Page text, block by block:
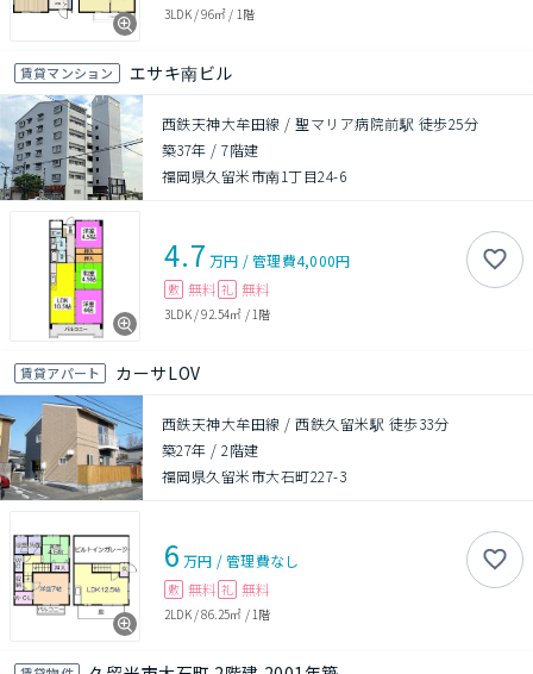
3LDK/96㎡ / 1階
賃貸マンション エサキ南ビル
西鉄天神大牟田線 / 聖マリア病院前駅 徒歩25分
築37年 /7階建
福岡県久留米市南1丁目24-6
4.7 万円 /管理費4,000円
敷 無料 礼 無料
3LDK/92.54㎡ / 1階
賃貸アパート カーサLOV
西鉄天神大牟田線 / 西鉄久留米駅 徒歩33分
築27年 /2階建
福岡県久留米市大石町227-3
6 万円 /管理費なし
敷 無料 礼 無料
2LDK/86.25㎡ / 1階